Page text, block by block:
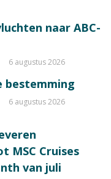
naar ABC-
6 augustus 2026
bestemming
6 augustus 2026
MSC Cruises
van juli